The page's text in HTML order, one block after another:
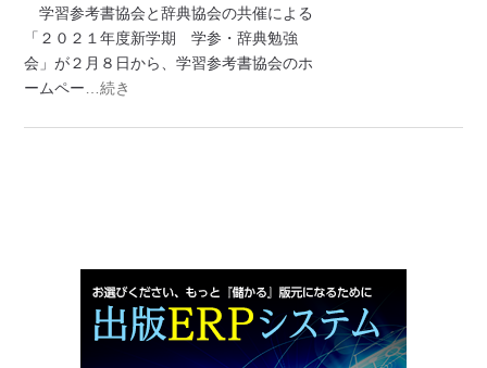
学習参考書協会と辞典協会の共催による
「２０２１年度新学期 学参・辞典勉強
会」が２月８日から、学習参考書協会のホ
ームペー …続き